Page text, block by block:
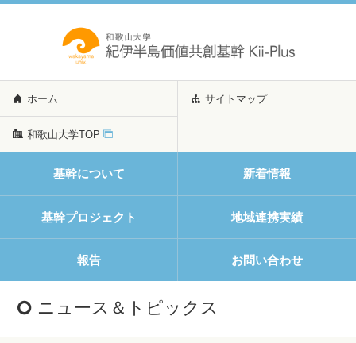
ホーム サイトマップ
和歌山大学TOP
基幹について 新着情報
基幹プロジェクト 地域連携実績
報告 お問い合わせ
ニュース＆トピックス